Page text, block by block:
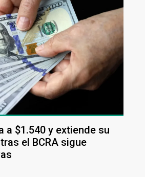
a $1.540 y extiende su
el BCRA sigue